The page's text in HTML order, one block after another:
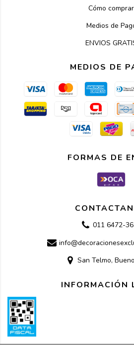
Cómo comprar
Medios de
ENVIOS
MEDIOS DE
FORMAS DE
011 6472-
San Telmo,
INFORMACIÓN